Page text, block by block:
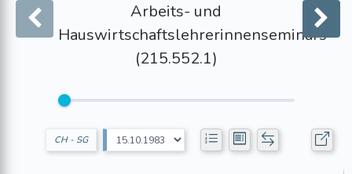
Arbeits- und
Hauswirtschaftslehrerinnenseminars
(215.552.1)
CH - SG